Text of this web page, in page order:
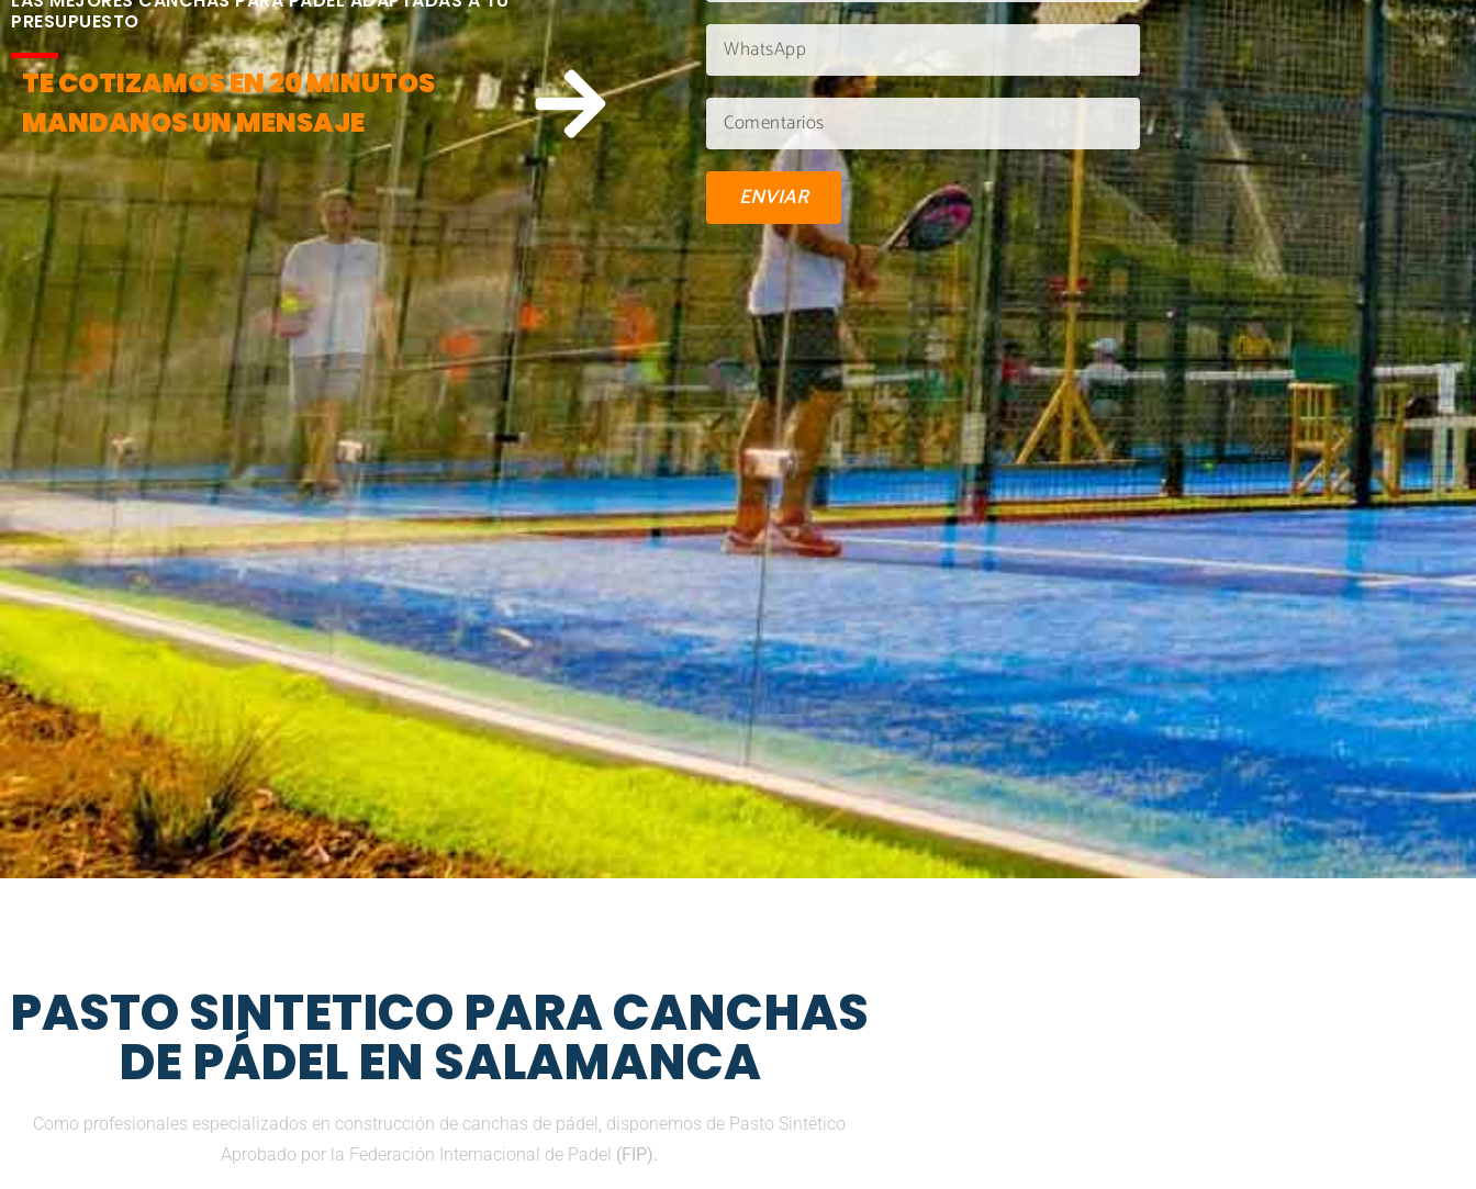
PRESUPUESTO
TE COTIZAMOS EN 20 MINUTOS
MANDANOS UN MENSAJE
ENVIAR
PASTO SINTETICO PARA CANCHAS
DE PÁDEL EN SALAMANCA
Como profesionales especializados en construcción de canchas de pádel, disponemos de Pasto Sintético
Aprobado por la Federación Internacional de Padel (FIP).